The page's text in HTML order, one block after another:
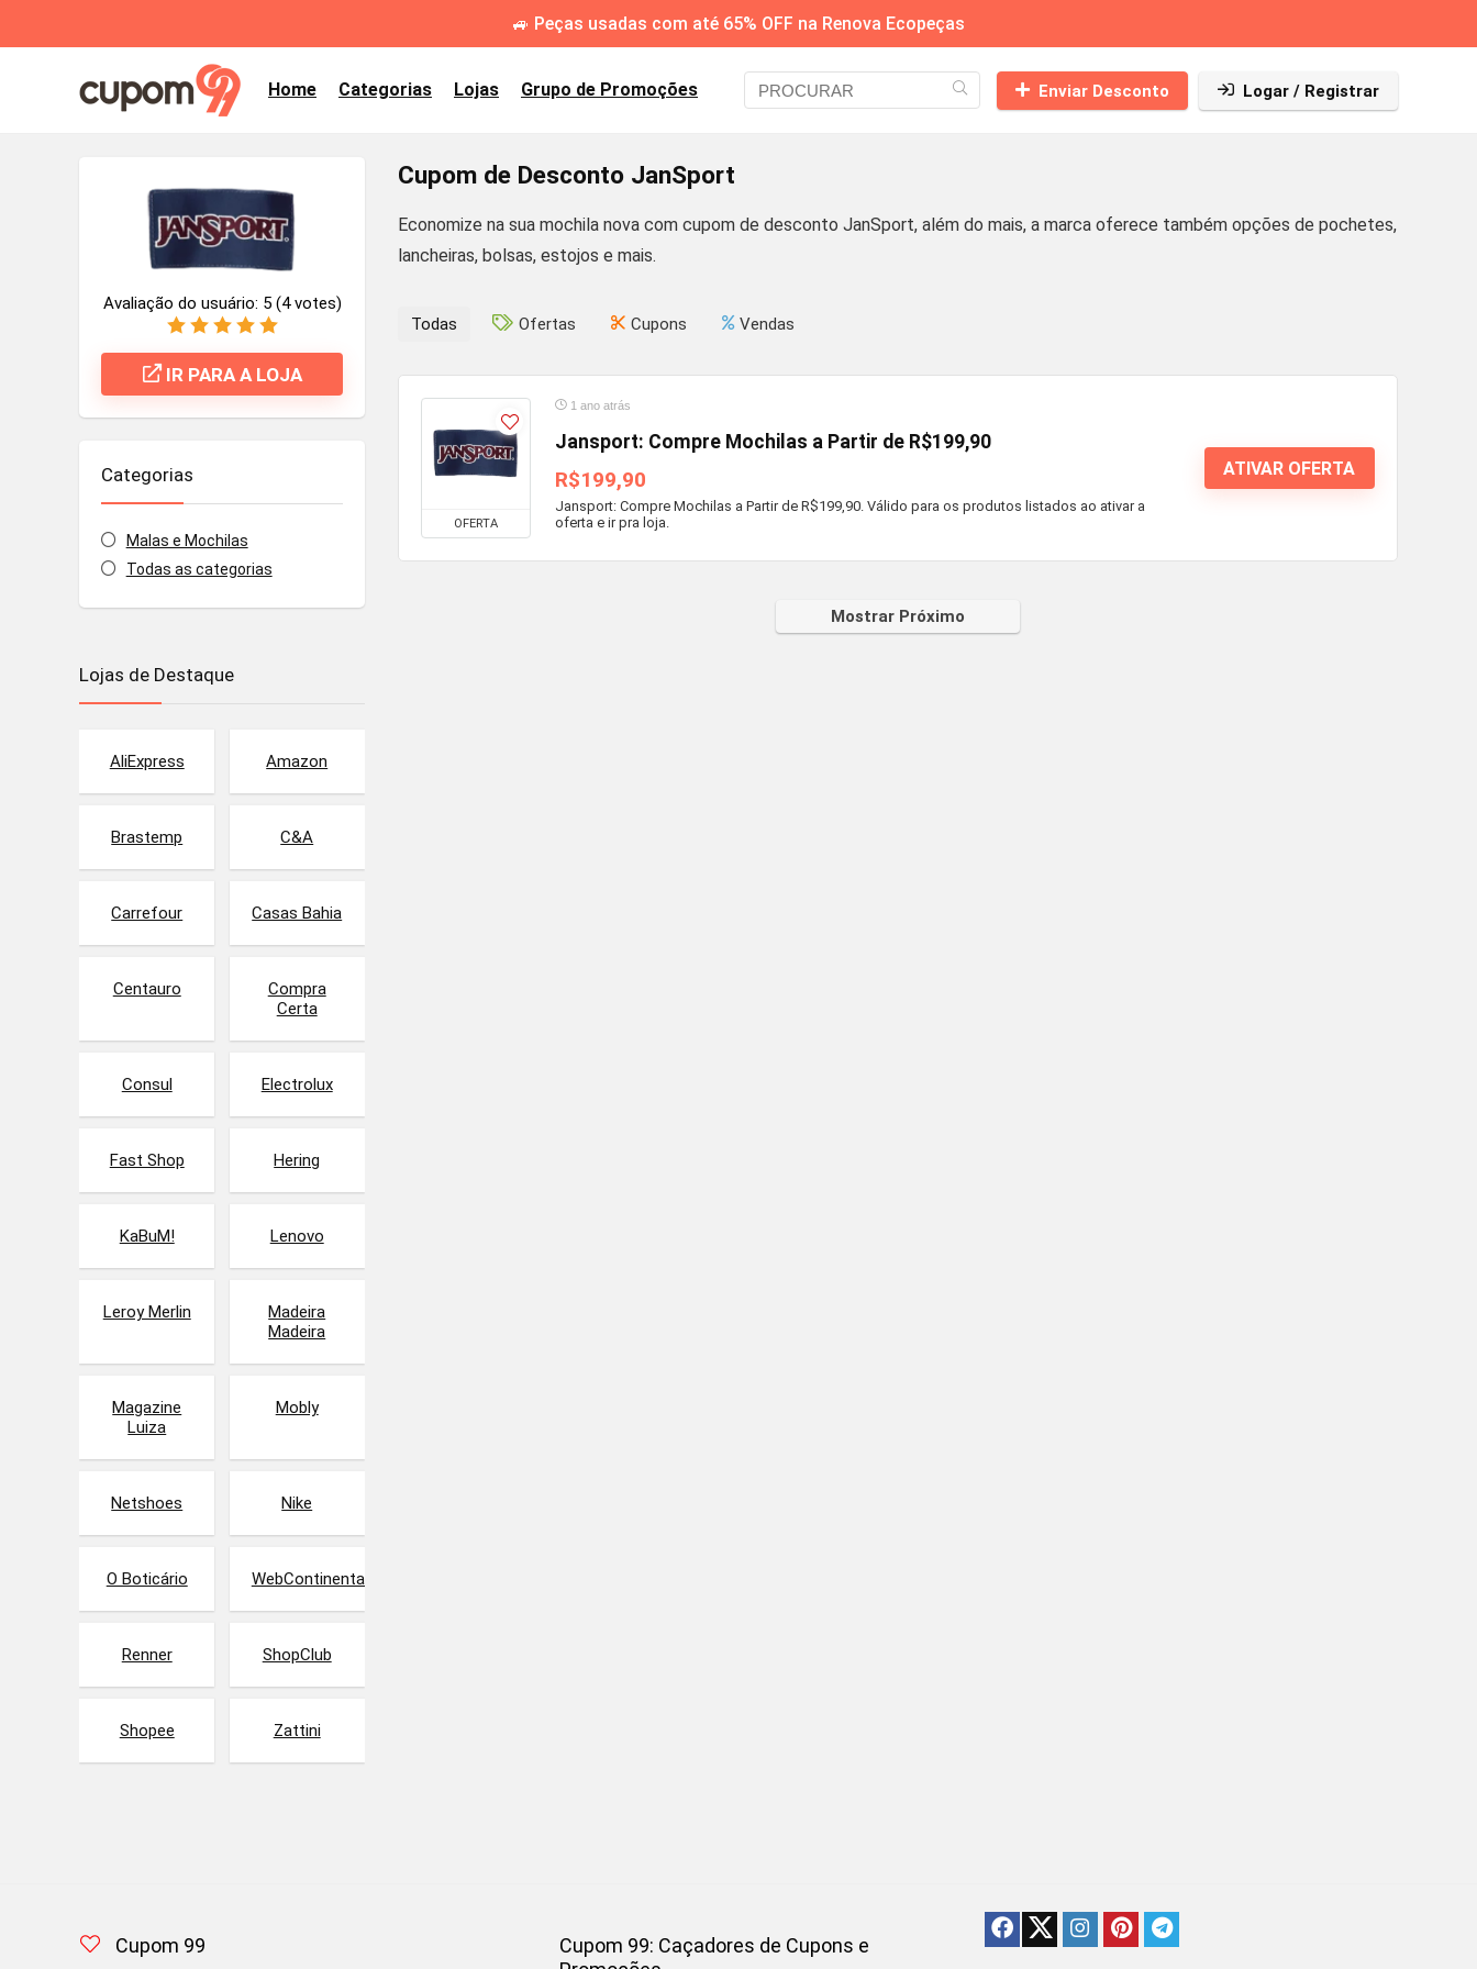
🚙 Peças usadas com até 65% OFF na Renova Ecopeças
Home Categorias Lojas Grupo de Promoções Enviar Desconto Logar / Registrar
Cupom de Desconto JanSport
Economize na sua mochila nova com cupom de desconto JanSport, além do mais, a marca oferece também opções de pochetes,
lancheiras, bolsas, estojos e mais.
Avaliação do usuário: 5 (4votes)
IR PARA A LOJA
Categorias
Malas e Mochilas
Todas as categorias
Todas Ofertas Cupons Vendas
OFERTA
1 ano atrás
Jansport: Compre Mochilas a Partir de R$199,90
R$199,90
Jansport: Compre Mochilas a Partir de R$199,90. Válido para os produtos listados ao ativar a
oferta e ir pra loja.
ATIVAR OFERTA
Mostrar Próximo
Lojas de Destaque
AliExpress Amazon
Brastemp C&A
Carrefour Casas Bahia
Centauro
Compra
Certa
Consul Electrolux
Fast Shop Hering
KaBuM! Lenovo
Leroy Merlin
Madeira
Madeira
Magazine
Luiza
Mobly
Netshoes Nike
O Boticário WebContinental
Renner ShopClub
Shopee Zattini
Cupom 99
Cupom 99: Caçadores de Cupons e